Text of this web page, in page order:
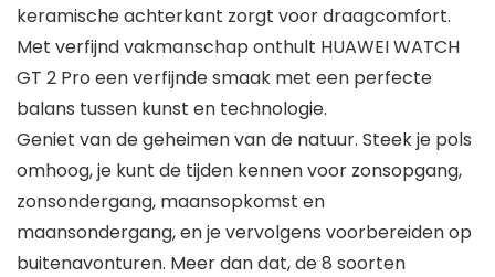
keramische achterkant zorgt voor draagcomfort.
Met verfijnd vakmanschap onthult HUAWEI WATCH
GT 2 Pro een verfijnde smaak met een perfecte
balans tussen kunst en technologie.
Geniet van de geheimen van de natuur. Steek je pols
omhoog, je kunt de tijden kennen voor zonsopgang,
zonsondergang, maansopkomst en
maansondergang, en je vervolgens voorbereiden op
buitenavonturen. Meer dan dat, de 8 soorten